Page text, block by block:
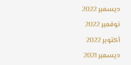
ديسمبر 2022
نوفمبر 2022
أكتوبر 2022
ديسمبر 2021